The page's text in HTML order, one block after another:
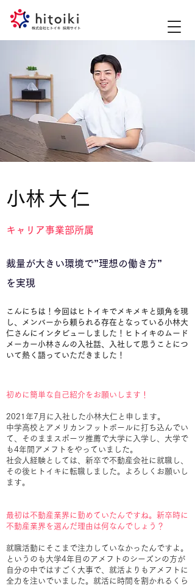
​小林大仁
キャリア事業部所属
裁量が大きい環境で”理想の働き方”
を実現
こんにちは！今回はヒトイキでメキメキと頭角を現
し、メンバーから頼られる存在となっている小林大
仁さんにインタビューしました！ヒトイキのムード
メーカー小林さんの入社話、入社して思うことにつ
いて熱く語っていただきました！
初めに簡単な自己紹介をお願いします！
2021年7月に入社した小林大仁と申します。
中学高校とアメリカンフットボールに打ち込んでい
て、そのままスポーツ推薦で大学に入学し、大学で
も4年間アメフトをやっていました。
社会人経験としては、新卒で不動産会社に就職し、
その後ヒトイキに転職しました。よろしくお願いし
ます。
最初は不動産業界に勤めていたんですね。新卒時に
不動産業界を選んだ理由は何なんでしょう？
就職活動にそこまで注力していなかったんですよ。
というのも大学4年目のアメフトのシーズンの方が
自分の中ではすごく大事で、就活よりもアメフトに
全力を注いでいました。就活に時間を割かれるくら